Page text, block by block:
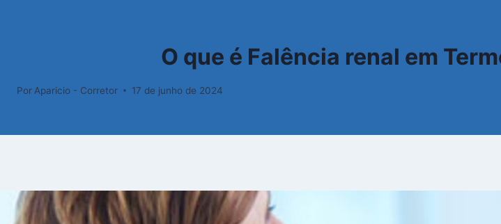
O que é Falência renal em
Por Aparicio - Corretor 17 de junho de 2024